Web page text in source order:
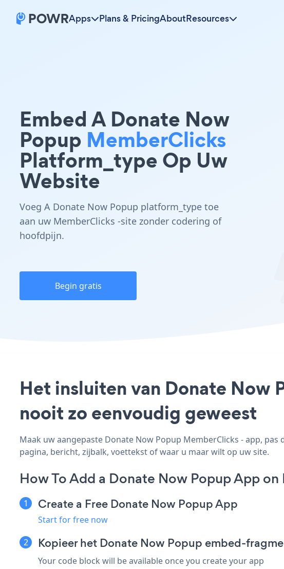
Apps Plans & PricingAboutResources
Embed A Donate Now
Popup MemberClicks
Platform_type Op Uw
Website
Voeg A Donate Now Popup platform_type toe
aan uw MemberClicks -site zonder codering of
hoofdpijn.
Begin gratis
Het insluiten van Donate Now
nooit zo eenvoudig geweest
Maak uw aangepaste Donate Now Popup MemberClicks - app,
pagina, bericht, zijbalk, voettekst of waar u maar wilt op uw site.
How To Add a Donate Now Popup App
Create a Free Donate Now Popup App
Start for free now
Kopieer het Donate Now Popup embed-
Your code block will be available once you create your app